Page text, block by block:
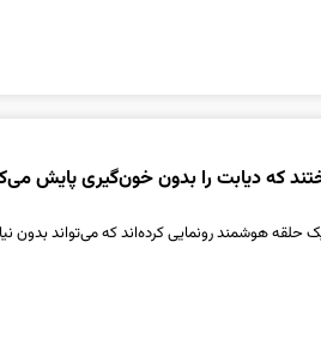
که دیابت را بدون خون‌گیری پایش
یک حلقه هوشمند رونمایی کرده‌اند که می‌تواند بدون